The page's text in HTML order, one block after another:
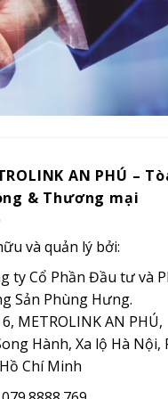
AN PHÚ –
& Thương mại
và quản lý bởi:
ty Cổ Phần Đầu tư và
Sản Phùng Hưng.
METROLINK AN PHÚ,
Hành, Xa lộ Hà
Chí Minh